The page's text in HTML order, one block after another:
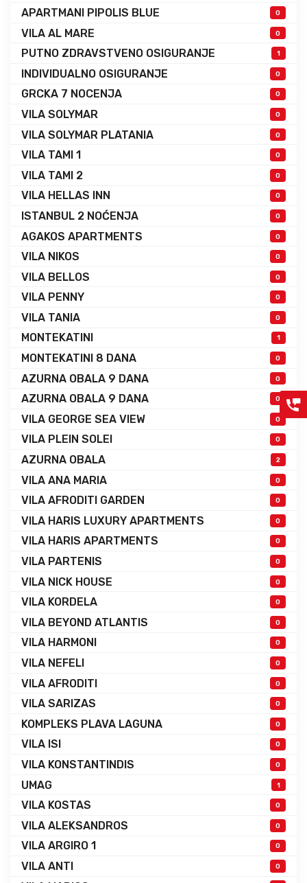
APARTMANI PIPOLIS BLUE 0
VILA AL MARE 0
PUTNO ZDRAVSTVENO OSIGURANJE 1
INDIVIDUALNO OSIGURANJE 0
GRCKA 7 NOCENJA 0
VILA SOLYMAR 0
VILA SOLYMAR PLATANIA 0
VILA TAMI 1 0
VILA TAMI 2 0
VILA HELLAS INN 0
ISTANBUL 2 NOĆENJA 0
AGAKOS APARTMENTS 0
VILA NIKOS 0
VILA BELLOS 0
VILA PENNY 0
VILA TANIA 0
MONTEKATINI 1
MONTEKATINI 8 DANA 0
AZURNA OBALA 9 DANA 0
AZURNA OBALA 9 DANA 0
VILA GEORGE SEA VIEW 0
VILA PLEIN SOLEI 0
AZURNA OBALA 2
VILA ANA MARIA 0
VILA AFRODITI GARDEN 0
VILA HARIS LUXURY APARTMENTS 0
VILA HARIS APARTMENTS 0
VILA PARTENIS 0
VILA NICK HOUSE 0
VILA KORDELA 0
VILA BEYOND ATLANTIS 0
VILA HARMONI 0
VILA NEFELI 0
VILA AFRODITI 0
VILA SARIZAS 0
KOMPLEKS PLAVA LAGUNA 0
VILA ISI 0
VILA KONSTANTINDIS 0
UMAG 1
VILA KOSTAS 0
VILA ALEKSANDROS 0
VILA ARGIRO 1 0
VILA ANTI 0